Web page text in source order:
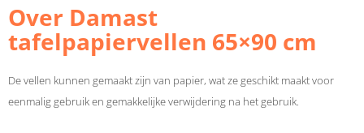
Over Damast
tafelpapiervellen 65×90 cm
De vellen kunnen gemaakt zijn van papier, wat ze geschikt maakt voor
eenmalig gebruik en gemakkelijke verwijdering na het gebruik.